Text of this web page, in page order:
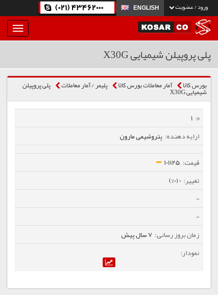
ورود / عضویت ENGLISH
(021) 43462000
بار
و
پلی پروپیلن شیمیایی X30G
بورس کالا آمار معاملات بورس کالا پلیمر / آمار معاملات پلی پروپیلن
شیمیایی X30G
1
پتروشیمی مارون
101125
0 (0%)
-
-
7 سال پیش